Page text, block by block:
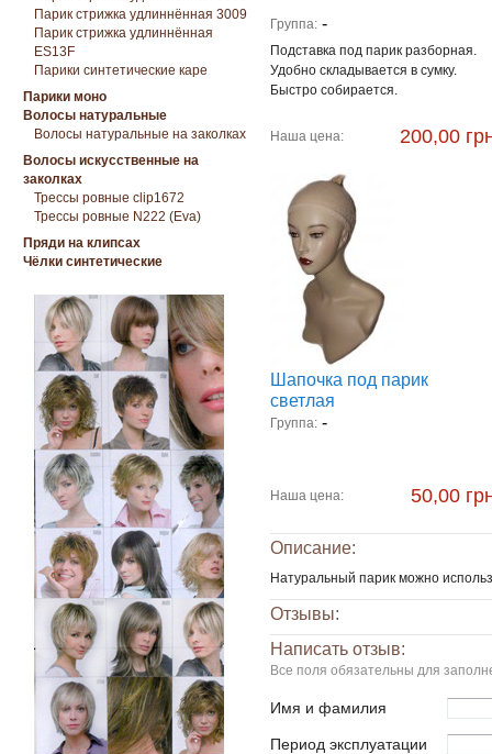
Парик стрижка удлиннённая 3009
Парик стрижка удлиннённая
ES13F
Парики синтетические каре
Парики моно
Волосы натуральные
Волосы натуральные на заколках
Волосы искусственные на
заколках
Трессы ровные clip1672
Трессы ровные N222 (Eva)
Пряди на клипсах
Чёлки синтетические
Группа: -
Подставка под парик разборная.
Удобно складывается в сумку.
Быстро собирается.
Наша цена: 200,00
Шапочка под парик
светлая
Группа: -
Наша цена: 50,00
Описание:
Натуральный парик можно
Отзывы:
Написать отзыв:
Все поля обязательны для
Имя и фамилия
Период эксплуатации